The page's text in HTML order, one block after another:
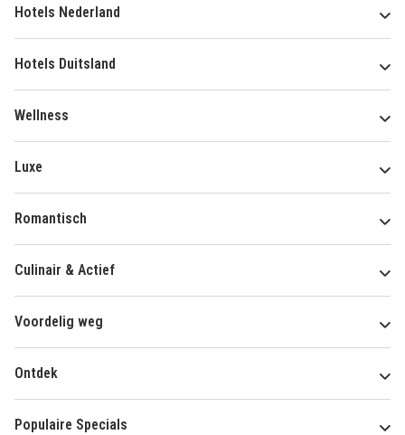
Hotels Nederland
Hotels Duitsland
Wellness
Luxe
Romantisch
Culinair & Actief
Voordelig weg
Ontdek
Populaire Specials